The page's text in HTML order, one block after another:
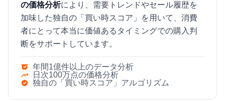
の価格分析により、需要トレンドやセール履歴を
加味した独自の「買い時スコア」を用いて、消費
者にとって本当に価値あるタイミングでの購入判
断をサポートしています。
年間1億件以上のデータ分析
日次100万点の価格分析
独自の「買い時スコア」アルゴリズム